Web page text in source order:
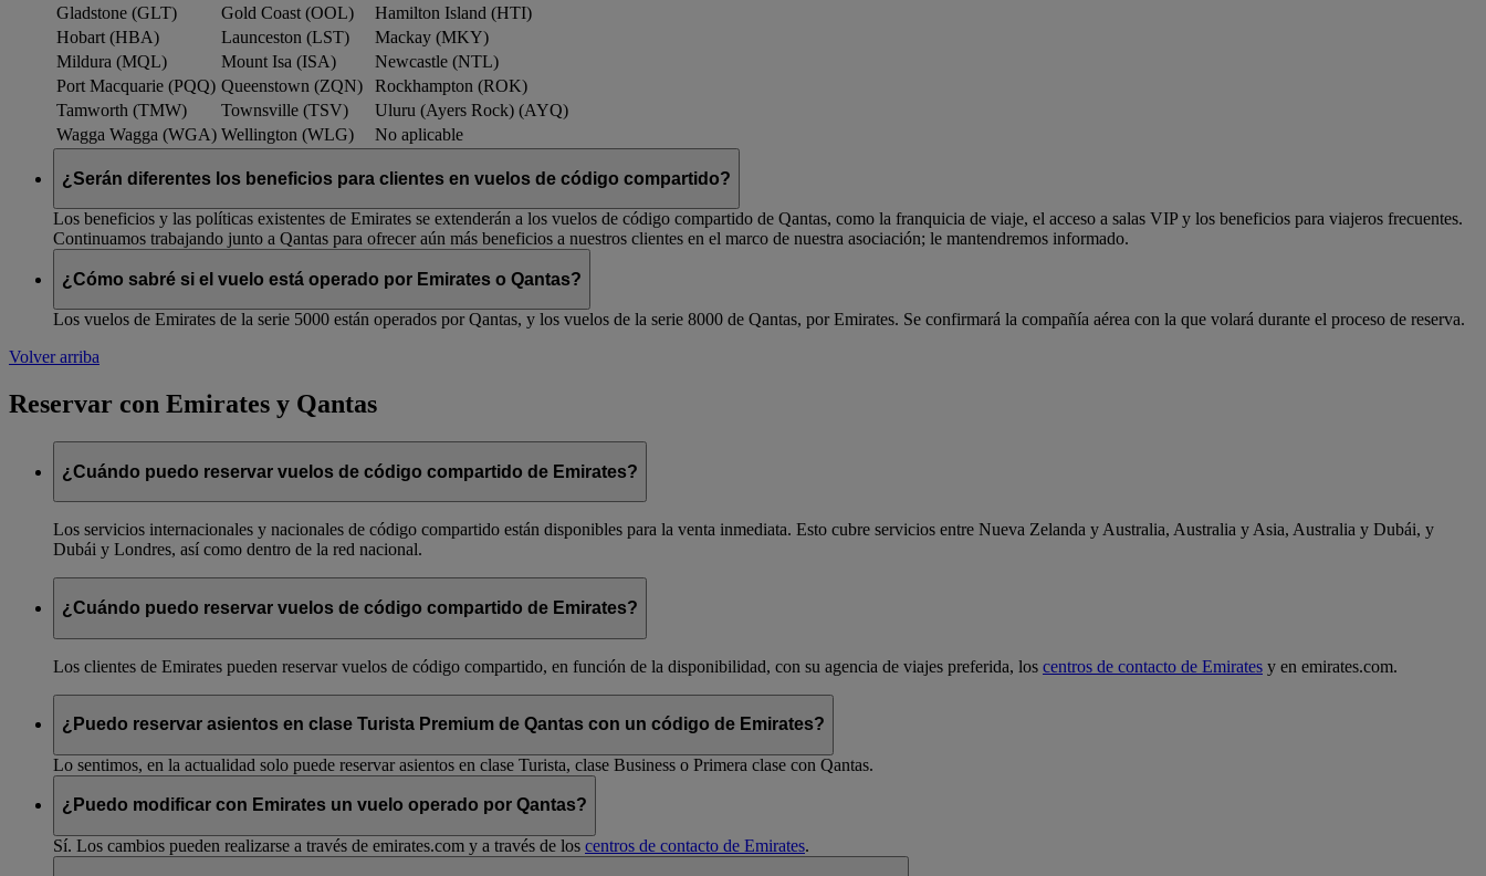
Gladstone (GLT)
Gold Coast (OOL)
Hamilton Island (HTI)
Hobart (HBA)
Launceston (LST)
Mackay (MKY)
Mildura (MQL)
Mount Isa (ISA)
Newcastle (NTL)
Port Macquarie (PQQ) Queenstown (ZQN)
Rockhampton (ROK)
Tamworth (TMW)
Townsville (TSV)
Uluru (Ayers Rock) (AYQ)
Wagga Wagga (WGA) Wellington (WLG) No aplicable
¿Serán diferentes los beneficios para clientes en vuelos de código compartido?
Los beneficios y las políticas existentes de Emirates se extenderán a los vuelos de código compartido de Qantas, como la franquicia de viaje, el acceso a salas VIP y los beneficios para viajeros frecuentes.
Continuamos trabajando junto a Qantas para ofrecer aún más beneficios a nuestros clientes en el marco de nuestra asociación; le mantendremos informado.
¿Cómo sabré si el vuelo está operado por Emirates o Qantas?
Los vuelos de Emirates de la serie 5000 están operados por Qantas, y los vuelos de la serie 8000 de Qantas, por Emirates. Se confirmará la compañía aérea con la que volará durante el proceso de reserva.
Volver arriba
Reservar con Emirates y Qantas
¿Cuándo puedo reservar vuelos de código compartido de Emirates?
Los servicios internacionales y nacionales de código compartido están disponibles para la venta inmediata. Esto cubre servicios entre Nueva Zelanda y Australia, Australia y Asia, Australia y Dubái, y
Dubái y Londres, así como dentro de la red nacional.
¿Cuándo puedo reservar vuelos de código compartido de Emirates?
Los clientes de Emirates pueden reservar vuelos de código compartido, en función de la disponibilidad, con su agencia de viajes preferida, los centros de contacto de Emirates y en emirates.com.
¿Puedo reservar asientos en clase Turista Premium de Qantas con un código de Emirates?
Lo sentimos, en la actualidad solo puede reservar asientos en clase Turista, clase Business o Primera clase con Qantas.
¿Puedo modificar con Emirates un vuelo operado por Qantas?
Sí. Los cambios pueden realizarse a través de emirates.com y a través de los centros de contacto de Emirates.